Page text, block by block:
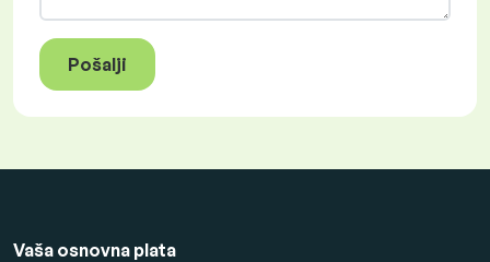
Pošalji
Vaša osnovna plata